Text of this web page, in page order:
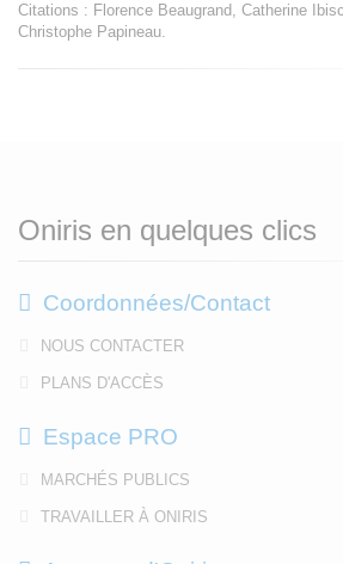
Citations : Florence Beaugrand, Catherine
Christophe Papineau.
Oniris en quelques clics
Coordonnées/Contact
NOUS CONTACTER
PLANS D'ACCÈS
Espace PRO
MARCHÉS PUBLICS
TRAVAILLER À ONIRIS